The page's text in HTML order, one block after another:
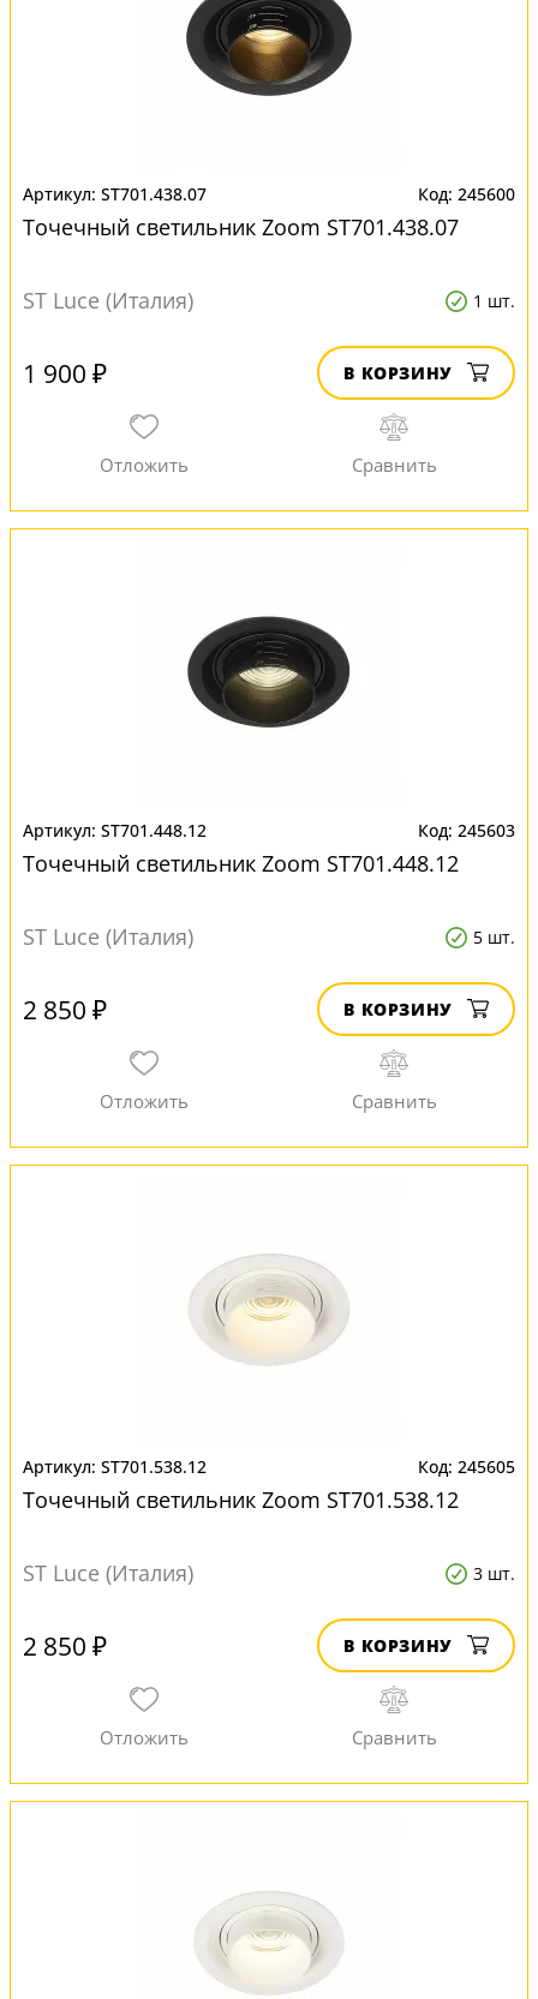
ST701.438.07 245600
Точечный светильник Zoom ST701.438.07
ST Luce (Италия) 1 шт.
1 900 ₽ В КОРЗИНУ
ST701.448.12 245603
Точечный светильник Zoom ST701.448.12
ST Luce (Италия) 5 шт.
2 850 ₽ В КОРЗИНУ
ST701.538.12 245605
Точечный светильник Zoom ST701.538.12
ST Luce (Италия) 3 шт.
2 850 ₽ В КОРЗИНУ